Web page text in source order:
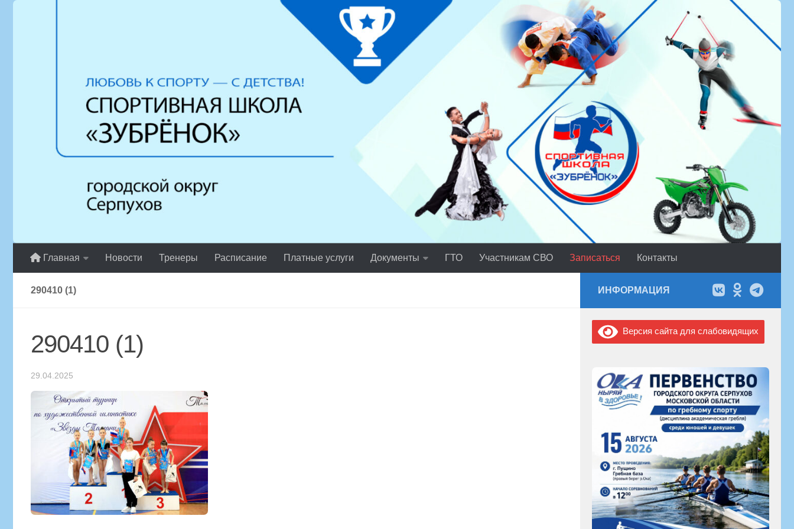
Главная Новости Тренеры Расписание Платные услуги Документы ГТО Участникам СВО Записаться Контакты
290410 (1)
290410 (1)
29.04.2025
ИНФОРМАЦИЯ
Версия сайта для слабовидящих